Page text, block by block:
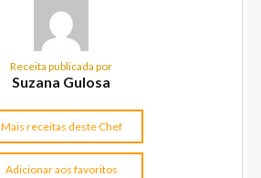
Receita publicada por
Suzana Gulosa
Mais receitas deste Chef
Adicionar aos favoritos